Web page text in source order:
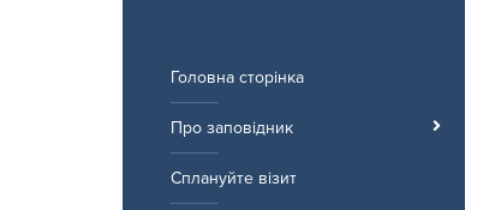
Головна сторінка
Про заповідник
Сплануйте візит